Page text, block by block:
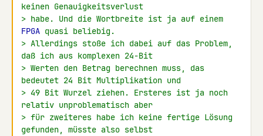
keinen Genauigkeitsverlust
FPGA quasi beliebig.
> Allerdings stoße ich dabei auf das Problem,
daß ich aus komplexen 24-Bit
> Werten den Betrag berechnen muss, das
bedeutet 24 Bit Multiplikation und
> 49 Bit Wurzel ziehen. Ersteres ist ja noch
relativ unproblematisch aber
> für zweiteres habe ich keine fertige Lösung
gefunden, müsste also selbst